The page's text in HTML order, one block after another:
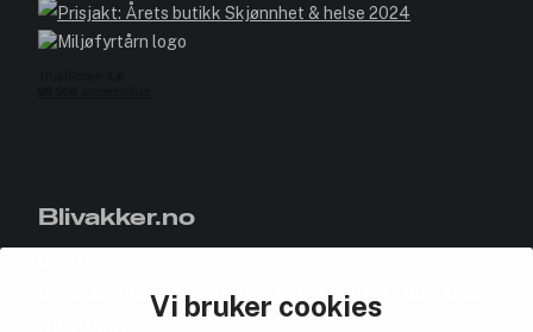
Vi bruker cookies
Blivakker.no
Bli medlem helt gratis - få poeng og eksklusive rabattkoder.